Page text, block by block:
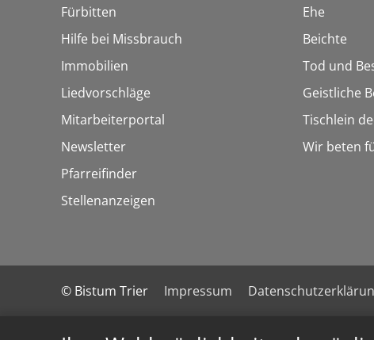
Fürbitten
Hilfe bei Missbrauch
Immobilien
Liedvorschläge
Mitarbeiterportal
Newsletter
Pfarreifinder
Stellenanzeigen
Ehe
Beichte
Tod und
Geistliche
Tischlein
Wir beten
© Bistum Trier Impressum